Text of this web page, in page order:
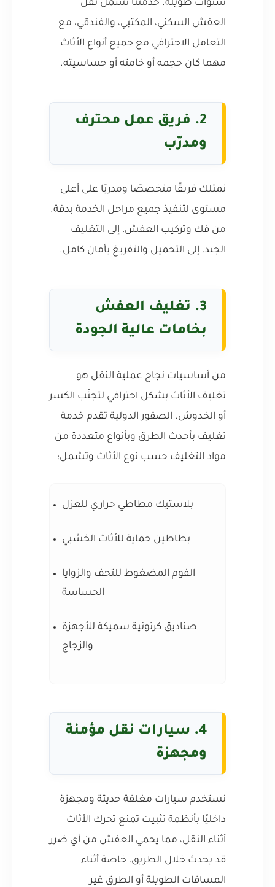
سنوات طويلة. خدمتنا تشمل نقل
العفش السكني، المكتبي، والفندقي، مع
التعامل الاحترافي مع جميع أنواع الأثاث
مهما كان حجمه أو خامته أو حساسيته.
2. فريق عمل محترف
ومدرّب
نمتلك فريقًا متخصصًا ومدربًا على أعلى
مستوى لتنفيذ جميع مراحل الخدمة بدقة.
من فك وتركيب العفش، إلى التغليف
الجيد، إلى التحميل والتفريغ بأمان كامل.
3. تغليف العفش
بخامات عالية الجودة
من أساسيات نجاح عملية النقل هو
تغليف الأثاث بشكل احترافي لتجنّب الكسر
أو الخدوش. الصقور الدولية تقدم خدمة
تغليف بأحدث الطرق وبأنواع متعددة من
مواد التغليف حسب نوع الأثاث وتشمل:
بلاستيك مطاطي حراري للعزل
بطاطين حماية للأثاث الخشبي
الفوم المضغوط للتحف والزوايا
الحساسة
صناديق كرتونية سميكة للأجهزة
والزجاج
4. سيارات نقل مؤمنة
ومجهزة
نستخدم سيارات مغلقة حديثة ومجهزة
داخليًا بأنظمة تثبيت تمنع تحرك الأثاث
أثناء النقل، مما يحمي العفش من أي ضرر
قد يحدث خلال الطريق، خاصة أثناء
المسافات الطويلة أو الطرق غير